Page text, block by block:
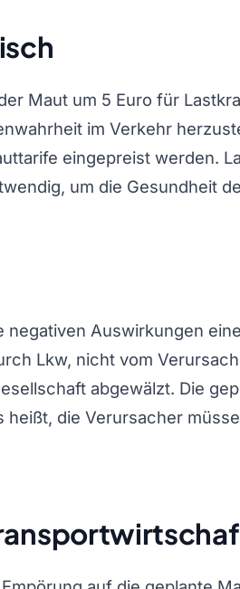
Maut um 5 Euro für
im Verkehr
eingepreist werden.
um die Gesundheit
Auswirkungen
Lkw, nicht vom
abgewälzt. Die
heißt, die Verursacher